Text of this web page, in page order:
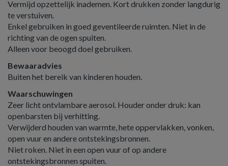
Vermijd opzettelijk inademen. Kort drukken zonder langdurig
te verstuiven.
Enkel gebruiken in goed geventileerde ruimten. Niet in de
richting van de ogen spuiten.
Alleen voor beoogd doel gebruiken.
Bewaaradvies
Buiten het bereik van kinderen houden.
Waarschuwingen
Zeer licht ontvlambare aerosol. Houder onder druk: kan
openbarsten bij verhitting.
Verwijderd houden van warmte, hete oppervlakken, vonken,
open vuur en andere ontstekingsbronnen.
Niet roken. Niet in een open vuur of op andere
ontstekingsbronnen spuiten.